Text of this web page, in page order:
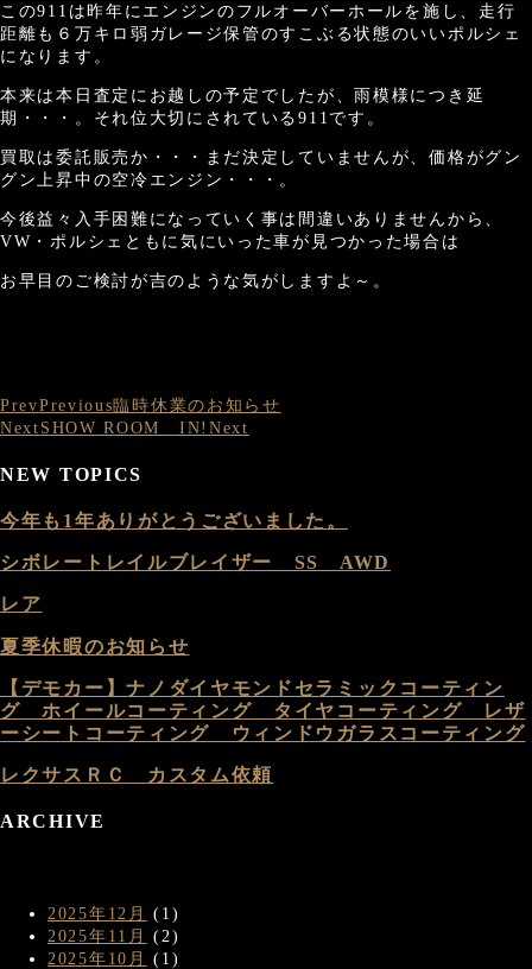
この911は昨年にエンジンのフルオーバーホールを施し、走行
距離も６万キロ弱ガレージ保管のすこぶる状態のいいポルシェ
になります。
本来は本日査定にお越しの予定でしたが、雨模様につき延
期・・・。それ位大切にされている911です。
買取は委託販売か・・・まだ決定していませんが、価格がグン
グン上昇中の空冷エンジン・・・。
今後益々入手困難になっていく事は間違いありませんから、
VW・ポルシェともに気にいった車が見つかった場合は
お早目のご検討が吉のような気がしますよ～。
PrevPrevious臨時休業のお知らせ
Next SHOW ROOM IN! Next
NEW TOPICS
今年も1年ありがとうございました。
シボレートレイルブレイザー SS AWD
レア
夏季休暇のお知らせ
【デモカー】ナノダイヤモンドセラミックコーティン
グ ホイールコーティング タイヤコーティング レザ
ーシートコーティング ウィンドウガラスコーティング
レクサスＲＣ カスタム依頼
ARCHIVE
2025年12月
(1)
2025年11月
(2)
2025年10月
(1)